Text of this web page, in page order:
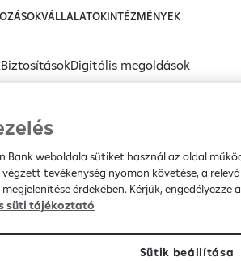
VÁLLALATOKINTÉZMÉNYEK
BiztosításokDigitális megoldások
BANK
Bank weboldala sütiket használ az oldal
tevékenység nyomon követése, a
érdekében. Kérjük,
süti tájékoztató
Sütik beállítása